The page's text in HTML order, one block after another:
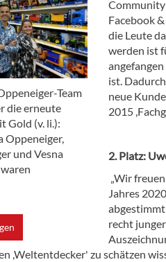
Team
die erneute
Gold (v. li.):
Oppeneiger,
und Vesna
Community
Facebook
die Leute
werden ist
ist.
neue
2015
2. Platz:
„Wir
Jahres
recht
,Weltentdecker' zu schätzen